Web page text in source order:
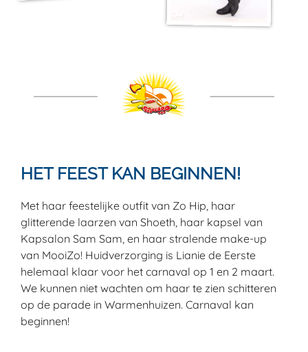
HET FEEST KAN BEGINNEN!
Met haar feestelijke outfit van Zo Hip, haar
glitterende laarzen van Shoeth, haar kapsel van
Kapsalon Sam Sam, en haar stralende make-up
van MooiZo! Huidverzorging is Lianie de Eerste
helemaal klaar voor het carnaval op 1 en 2 maart.
We kunnen niet wachten om haar te zien schitteren
op de parade in Warmenhuizen. Carnaval kan
beginnen!